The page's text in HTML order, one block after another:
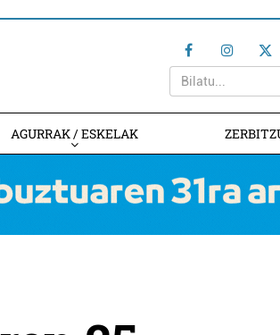
AGURRAK / ESKELAK